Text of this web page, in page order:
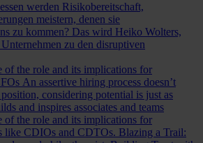
werden Risikobereitschaft,
meistern, denen sie
zu kommen? Das wird Heiko Wolters,
zu den disruptiven
of the role and its implications for
An assertive hiring process doesn’t
considering potential is just as
and inspires associates and teams
of the role and its implications for
like CDIOs and CDTOs. Blazing a Trail: